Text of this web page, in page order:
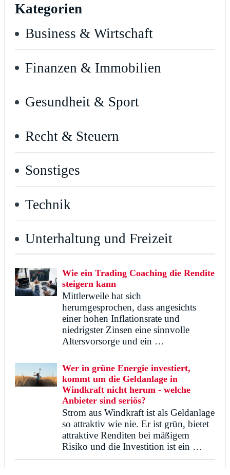
Kategorien
Business & Wirtschaft
Finanzen & Immobilien
Gesundheit & Sport
Recht & Steuern
Sonstiges
Technik
Unterhaltung und Freizeit
Wie ein Trading Coaching die Rendite
steigern kann
Mittlerweile hat sich
herumgesprochen, dass angesichts
einer hohen Inflationsrate und
niedrigster Zinsen eine sinnvolle
Altersvorsorge und ein …
Wer in grüne Energie investiert,
kommt um die Geldanlage in
Windkraft nicht herum - welche
Anbieter sind seriös?
Strom aus Windkraft ist als Geldanlage
so attraktiv wie nie. Er ist grün, bietet
attraktive Renditen bei mäßigem
Risiko und die Investition ist ein …